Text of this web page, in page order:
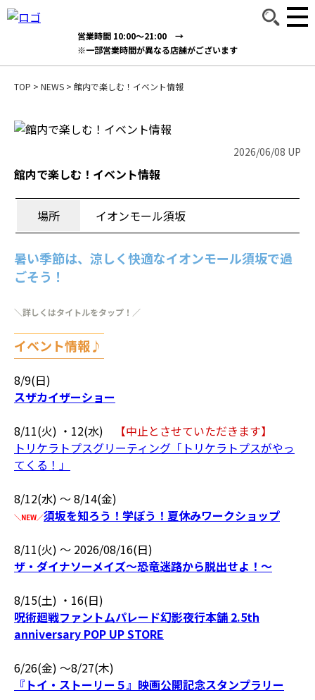
営業時間 10:00～21:00 →
※一部営業時間が異なる店舗がございます
TOP > NEWS > 館内で楽しむ！イベント情報
2026/06/08 UP
館内で楽しむ！イベント情報
場所 イオンモール須坂
暑い季節は、涼しく快適なイオンモール須坂で過
ごそう！
＼詳しくはタイトルをタップ！／
イベント情報♪
￣￣￣￣￣￣￣￣
8/9(日)
スザカイザーショー
8/11(火) ・12(水)
【中止とさせていただきます】
トリケラトプスグリーティング「トリケラトプスがやっ
てくる！」
8/12(水) 〜 8/14(金)
＼NEW／須坂を知ろう！学ぼう！夏休みワークショップ
8/11(火) 〜 2026/08/16(日)
ザ・ダイナソーメイズ～恐竜迷路から脱出せよ！～
8/15(土) ・16(日)
呪術廻戦ファントムパレード幻影夜行本舗 2.5th
anniversary POP UP STORE
6/26(金) 〜8/27(木)
『トイ・ストーリー５』映画公開記念スタンプラリー